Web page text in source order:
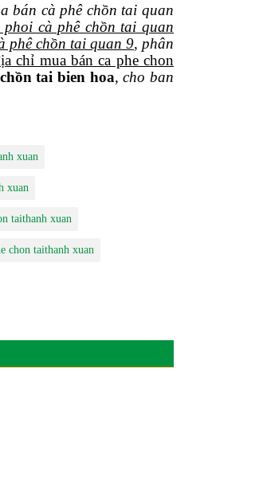
bán cà phê chồn tai quan
phoi cà phê chồn tai quan
phê chồn tai quan 9, phân
chỉ mua bán ca phe chon
tai bien hoa,cho ban
xuan
xuan
taithanh xuan
chon taithanh xuan